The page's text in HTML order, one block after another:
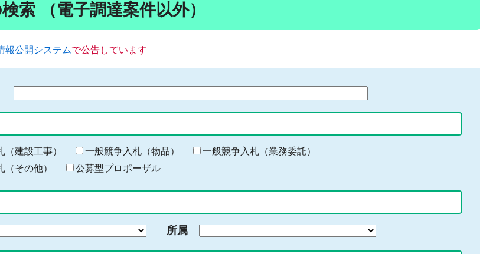
索 （電子調達案件以外）
報公開システムで公告しています
る
キ
ー
ー
入
力
（建設工事） 一般競争入札（物品）
一般競争入札（業務委託）
（その他）
公募型プロポーザル
所属